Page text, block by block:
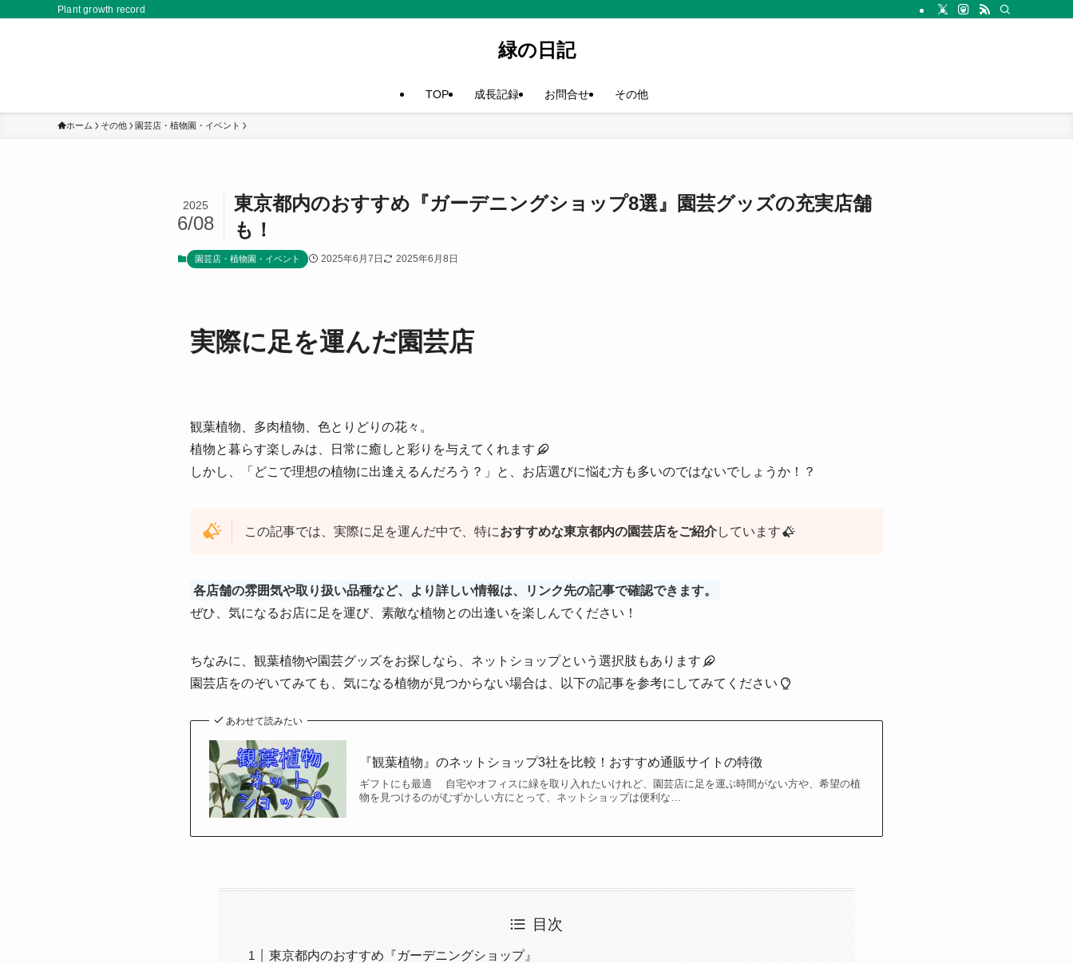
Plant growth record
緑の日記
TOP 成長記録 お問合せ その他
ホーム その他 園芸店・植物園・イベント
東京都内のおすすめ『ガーデニングショップ8選』園芸グッズの充実店舗
も！
2025
6/08
園芸店・植物園・イベント 2025年6月7日 2025年6月8日
実際に足を運んだ園芸店
観葉植物、多肉植物、色とりどりの花々。
植物と暮らす楽しみは、日常に癒しと彩りを与えてくれます
しかし、「どこで理想の植物に出逢えるんだろう？」と、お店選びに悩む方も多いのではないでしょうか！？
この記事では、実際に足を運んだ中で、特におすすめな東京都内の園芸店をご紹介しています
各店舗の雰囲気や取り扱い品種など、より詳しい情報は、リンク先の記事で確認できます。
ぜひ、気になるお店に足を運び、素敵な植物との出逢いを楽しんでください！
ちなみに、観葉植物や園芸グッズをお探しなら、ネットショップという選択肢もあります
園芸店をのぞいてみても、気になる植物が見つからない場合は、以下の記事を参考にしてみてください
あわせて読みたい
『観葉植物』のネットショップ3社を比較！おすすめ通販サイトの特徴
ギフトにも最適 自宅やオフィスに緑を取り入れたいけれど、園芸店に足を運ぶ時間がない方や、希望の植
物を見つけるのがむずかしい方にとって、ネットショップは便利な…
目次
東京都内のおすすめ『ガーデニングショップ』